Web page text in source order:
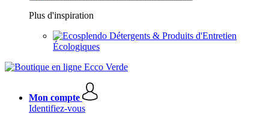
Plus d'inspiration
Détergents & Produits d'Entretien
Écologiques
Mon compte
Identifiez-vous